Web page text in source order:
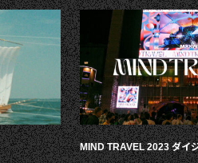
MIND TRAVEL 2023 ダイ